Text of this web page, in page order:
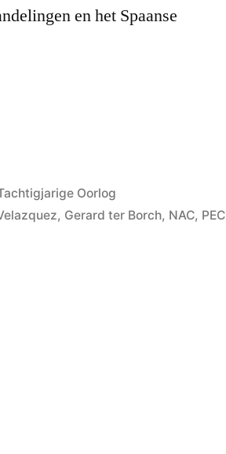
en het Spaanse
Oorlog
, Gerard ter Borch, NAC, PEC